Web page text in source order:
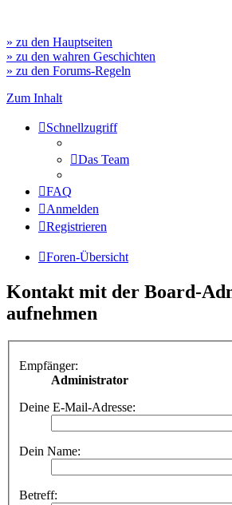
» zu den Hauptseiten
» zu den wahren Geschichten
» zu den Forums-Regeln
Zum Inhalt
Schnellzugriff
Das Team
FAQ
Anmelden
Registrieren
Foren-Übersicht
Kontakt mit der Board-
aufnehmen
Empfänger:
Administrator
Deine E-Mail-Adresse:
Dein Name:
Betreff: